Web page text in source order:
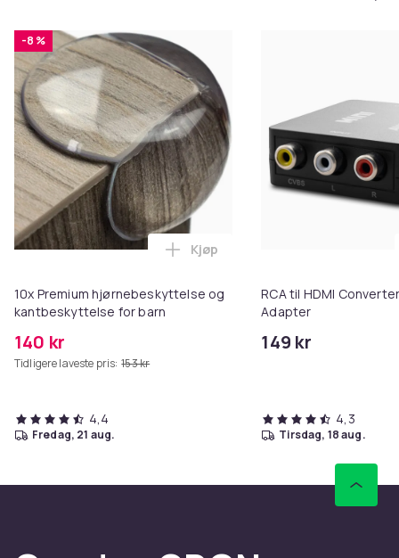
-8 %
10x Premium hjørnebeskyttelse og
kantbeskyttelse for barn
140 kr
Tidligere laveste pris: 153 kr
Legg 10x Premium
Kjøp
4,4
fredag, 21 aug.
RCA til HDMI
Adapter
149 kr
4,3
tirsdag, 18 aug.